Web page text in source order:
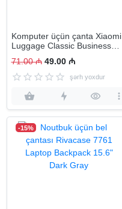
Komputer üçün çanta Xiaomi
Luggage Classic Business
71.00 ₼ 49.00 ₼
şərh yoxdur
-15%